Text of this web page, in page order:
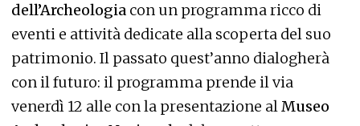
dell’Archeologia con un programma ricco di
eventi e attività dedicate alla scoperta del suo
patrimonio. Il passato quest’anno dialogherà
con il futuro: il programma prende il via
venerdì 12 alle con la presentazione alMuseo